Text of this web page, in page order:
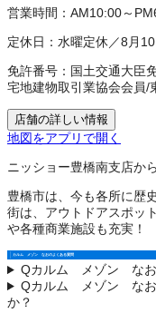
営業時間： AM10:00～
定休日： 水曜定休／8月
免許番号： 国土交通大臣
宅地建物取引業協会会員/
店舗の詳しい情報
地図をアプリで開く
ニッショー豊橋南支店か
豊橋市は、今も各所に歴
街は、アウトドアスポッ
や各種商業施設も充実！
カルム メゾン なおのよくある質問
Qカルム メゾン なお
Qカルム メゾン なお
か？